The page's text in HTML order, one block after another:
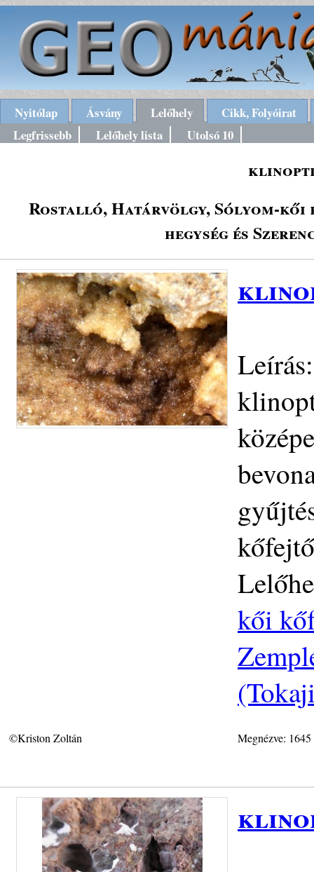
Nyitólap Ásvány Lelőhely
Cikk, Folyóirat
Legfrissebb
Lelőhely lista Utolsó 10
Rostalló, Határvölgy, Sólyom-
hegység és
kői
©Kriston Zoltán Megnézve: